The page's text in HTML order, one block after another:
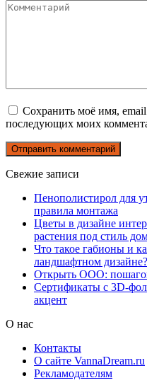
Сохранить моё имя, email
последующих моих
Свежие записи
Пенополистирол для
правила монтажа
Цветы в дизайне
растения под стиль
Что такое габионы и
ландшафтном дизайне?
Открыть ООО:
Сертификаты с 3D-
акцент
О нас
Контакты
О сайте VannaDream.ru
Рекламодателям